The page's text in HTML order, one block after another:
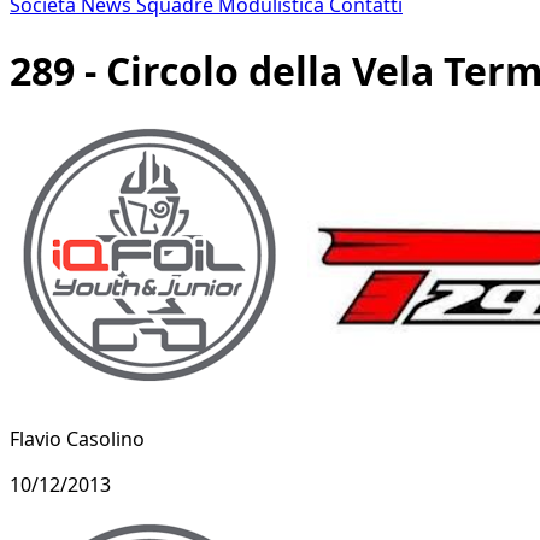
Società News Squadre Modulistica Contatti
289 - Circolo della Vela
Flavio Casolino
10/12/2013